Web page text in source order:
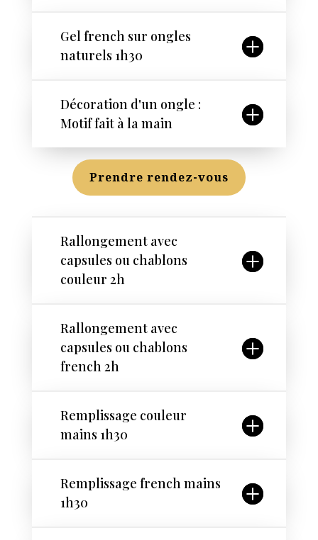
Gel french sur ongles
naturels 1h30
Décoration d'un ongle :
Motif fait à la main
Prendre rendez-vous
Rallongement avec
capsules ou chablons
couleur 2h
Rallongement avec
capsules ou chablons
french 2h
Remplissage couleur
mains 1h30
Remplissage french mains
1h30